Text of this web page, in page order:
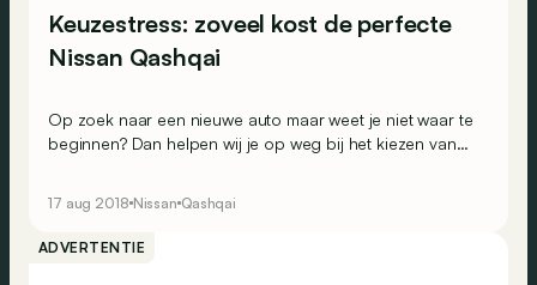
Keuzestress: zoveel kost de perfecte
Nissan Qashqai
Op zoek naar een nieuwe auto maar weet je niet waar te
beginnen? Dan helpen wij je op weg bij het kiezen van
17 aug 2018 Nissan Qashqai
ADVERTENTIE